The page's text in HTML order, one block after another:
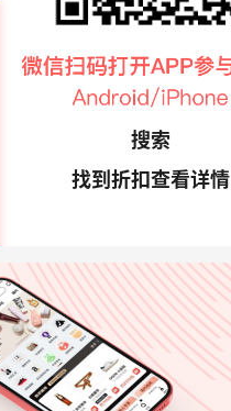
搜索
找到折扣查看详情